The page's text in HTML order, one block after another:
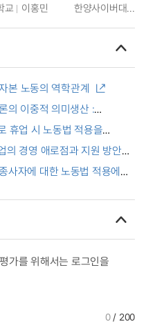
교 이홍민 한양사이버대학교
본 노동의 역학관계
의 이중적 의미생산 :
meaning
: centering on Cho-
휴업 시 노동법 적용을
의 경영 애로점과 지원 방안에
사자에 대한 노동법 적용에
가를 위해서는 로그인을
0/ 200